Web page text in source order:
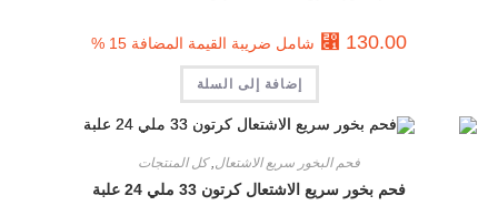
⃁ 130.00 شامل ضريبة القيمة المضافة 15 %
إضافة إلى السلة
فحم البخور سريع الاشتعال,كل المنتجات
فحم بخور سريع الاشتعال كرتون 33 ملي 24 علبة